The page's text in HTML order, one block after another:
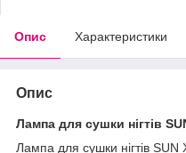
Опис Характеристики
Опис
Лампа для сушки нігтів
Лампа для сушки нігтів